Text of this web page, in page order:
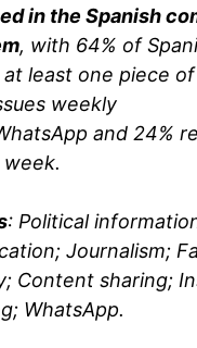
in the Spanish
, with 64% of
least one piece
weekly
and 24%
: Political
Journalism;
Content sharing;
WhatsApp.